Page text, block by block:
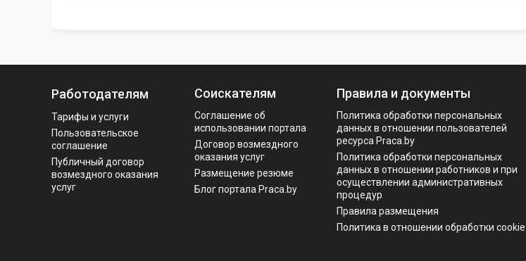
Работодателям
Тарифы и услуги
Пользовательское
соглашение
Публичный договор
возмездного оказания
услуг
Соискателям
Соглашение об
использовании портала
Договор возмездного
оказания услуг
Размещение резюме
Блог портала Praca.by
Правила и документы
Политика обработки персональных
данных в отношении пользователей
ресурса Praca.by
Политикa обработки персональных
данных в отношении работников и при
осуществлении административных
процедур
Правила размещения
Политика в отношении обработки cookie